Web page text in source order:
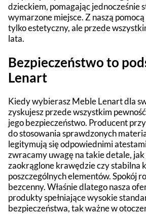
dzieckiem, pomagając jednocześnie
wymarzone miejsce. Z naszą
tylko estetyczny, ale przede
lata.
Bezpieczeństwo to
Lenart
Kiedy wybierasz Meble Lenart dla
zyskujesz przede wszystkim
jego bezpieczeństwo. Producent
do stosowania sprawdzonych
legitymują się odpowiednimi
zwracamy uwagę na takie detale, jak
zaokrąglone krawędzie czy stabilna
poszczególnych elementów. Spokój
bezcenny. Właśnie dlatego nasza
produkty spełniające wysokie
bezpieczeństwa, tak ważne w